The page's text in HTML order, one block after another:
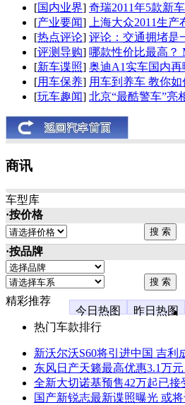
[国内业界] 奇瑞2011年5款新
[产业要闻]
上海大众2011生
[热点评论] 评论：交通拥堵是
[评测导购] 哪款性价比最高？
[新车谍照] 奥迪A1实车国内
[用车保养] 用车到养车 教你
[玩车趣闻] 北京“最酷警车”亮
商讯
车型库
·按价格
·按品牌
精彩推荐
今日热图
昨日热图
热门车款排行
新沃尔沃S60将引进中国 吉利
东风日产天籁最高优惠3.1万
全新大切诺基预售42万起已
国产新锐志最新谍照曝光 或